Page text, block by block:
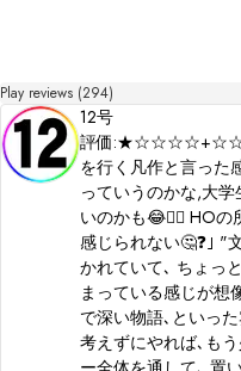
BGM：
まるゆ（@maruyupseudonym）
スペシャルサンクス：
テストプレイにご参加いただい
Play reviews (294)
12号
評価:★☆☆☆☆+☆☆ タ
を行く凡作と言った
っていうのかな,大
いのかも😂😵‍💫 HO
感じられない🤔❓｣ "
かれていて､ ちょっ
まっている感じが想
で深い物語､といっ
考えずにやれば､も